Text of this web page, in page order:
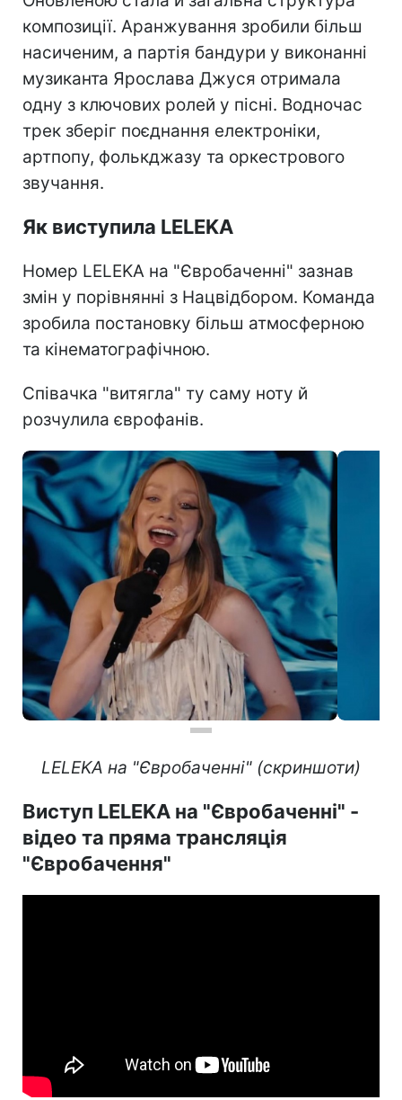
композиції. Аранжування зробили більш
насиченим, а партія бандури у виконанні
музиканта Ярослава Джуся отримала
одну з ключових ролей у пісні. Водночас
трек зберіг поєднання електроніки,
артпопу, фолькджазу та оркестрового
звучання.
Як виступила LELEKA
Номер LELEKA на "Євробаченні" зазнав
змін у порівнянні з Нацвідбором. Команда
зробила постановку більш атмосферною
та кінематографічною.
Співачка "витягла" ту саму ноту й
розчулила єврофанів.
LELEKA на "Євробаченні" (скриншоти)
Виступ LELEKA на "Євробаченні" -
відео та пряма трансляція
"Євробачення"